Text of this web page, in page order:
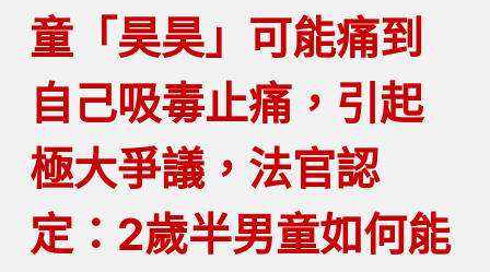
童「昊昊」可能痛到
自己吸毒止痛，引起
極大爭議，法官認
定：2歲半男童如何能